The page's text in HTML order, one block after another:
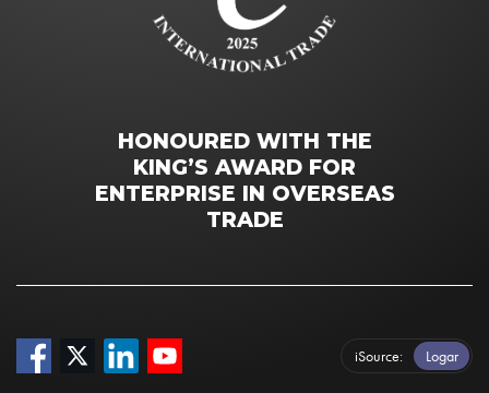
HONOURED WITH THE
KING’S AWARD FOR
ENTERPRISE IN OVERSEAS
TRADE
iSource Logar